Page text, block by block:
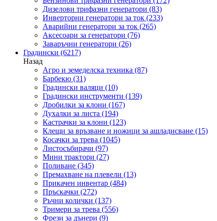
Дизелови трифазни генератори (83)
Инверторни генератори за ток (233)
Аварийни генератори за ток (265)
Аксесоари за генератори (76)
Заваръчни генератори (26)
Градински (6217)
Назад
Агро и земеделска техника (87)
Барбекю (31)
Градински валяци (10)
Градински инструменти (139)
Дробилки за клони (167)
Духалки за листа (194)
Кастрачки за клони (123)
Клещи за връзване и ножици за ашладисване (15)
Косачки за трева (1045)
Листосъбирачи (97)
Мини трактори (27)
Поливане (345)
Премахване на плевели (13)
Прикачен инвентар (484)
Пръскачки (272)
Ръчни колички (137)
Тримери за трева (556)
Фрези за дънери (9)